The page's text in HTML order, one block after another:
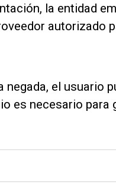
la entidad
autorizado
negada, el usuario
es necesario para